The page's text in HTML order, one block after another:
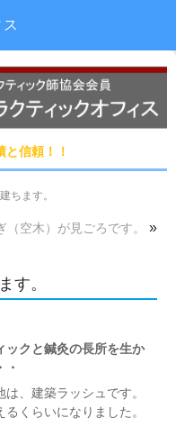
と信頼！！
ちます。
（空木）が見ごろです。 »
す。
ックと鍼灸の長所を生か
、建築ラッシュです。
くらいになりました。